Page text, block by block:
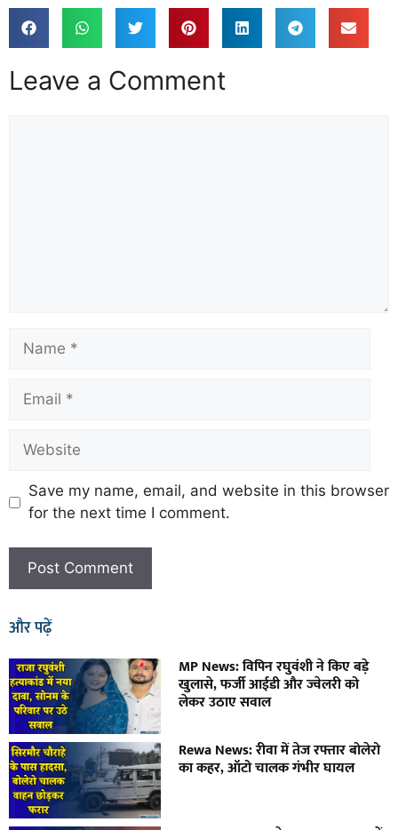
Leave a Comment
Save my name, email, and website in this browser
for the next time I comment.
और पढ़ें
MP News: विपिन रघुवंशी ने किए बड़े
खुलासे, फर्जी आईडी और ज्वेलरी को
लेकर उठाए सवाल
Rewa News: रीवा में तेज रफ्तार बोलेरो
का कहर, ऑटो चालक गंभीर घायल